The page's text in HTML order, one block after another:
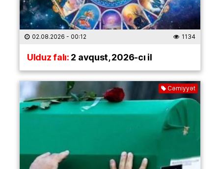
02.08.2026 - 00:12 1134
Ulduz falı:2 avqust, 2026-cı il
Cəmiyyət